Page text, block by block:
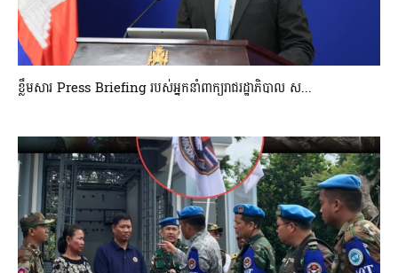
ខ្លឹមសារ Press Briefing របស់អ្នកនាំពាក្យរាជរដ្ឋាភិបាល ស...